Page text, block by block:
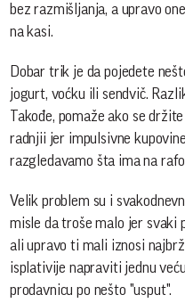
bez razmišljanja, a upravo
na kasi.
Dobar trik je da pojedete
jogurt, voćku ili sendvič.
Takođe, pomaže ako se
radnjii jer impulsivne
razgledavamo šta ima na
Velik problem su i
misle da troše malo jer svaki
ali upravo ti mali iznosi
isplativije napraviti jednu
prodavnicu po nešto "usput".